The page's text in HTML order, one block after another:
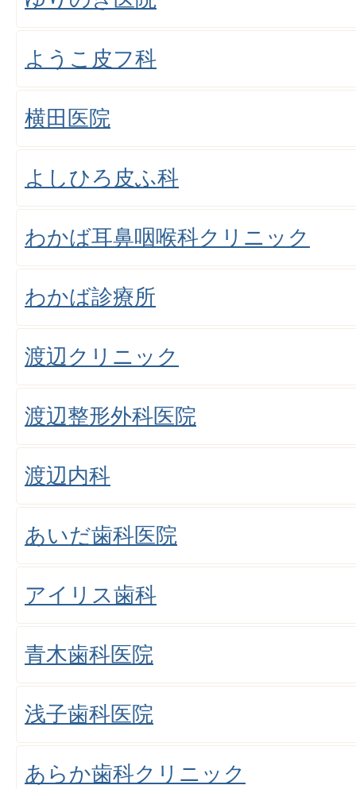
ようこ皮フ科
横田医院
よしひろ皮ふ科
わかば耳鼻咽喉科クリニック
わかば診療所
渡辺クリニック
渡辺整形外科医院
渡辺内科
あいだ歯科医院
アイリス歯科
青木歯科医院
浅子歯科医院
あらか歯科クリニック